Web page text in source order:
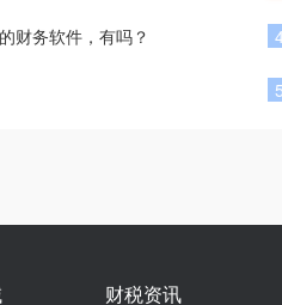
财务软件，有吗？
财税资讯